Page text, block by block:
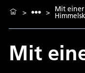
> > Mit
Mit